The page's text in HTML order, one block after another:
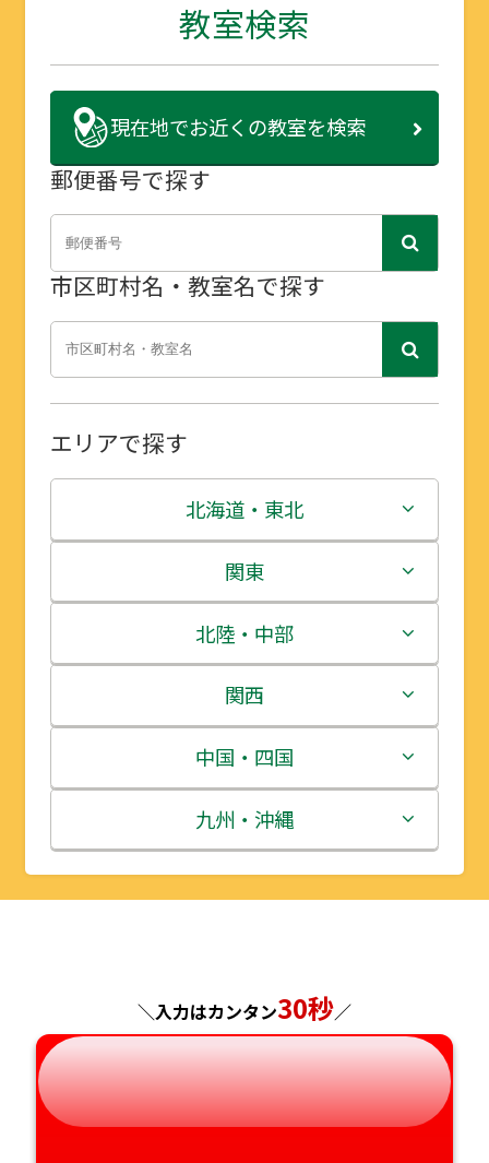
教室検索
現在地でお近くの教室を検索
郵便番号で探す
市区町村名・教室名で探す
エリアで探す
北海道・東北
北海道
青森県
岩手県
宮城県
秋田県
山形県
関東
茨城県
栃木県
群馬県
埼玉県
千葉県
神奈川県
北陸・中部
新潟県
富山県
石川県
福井県
岐阜県
静岡県
関西
三重県
滋賀県
京都府
兵庫県
奈良県
和歌山県
中国・四国
鳥取県
島根県
広島県
山口県
徳島県
九州・沖縄
福岡県
長崎県
熊本県
大分県
＼入力はカンタン30秒／